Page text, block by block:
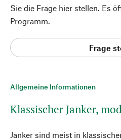
Allgemeine Informationen
Klassischer Janker,
Janker sind meist in
Sie die Frage hier stellen. Es
Programm.
Frage